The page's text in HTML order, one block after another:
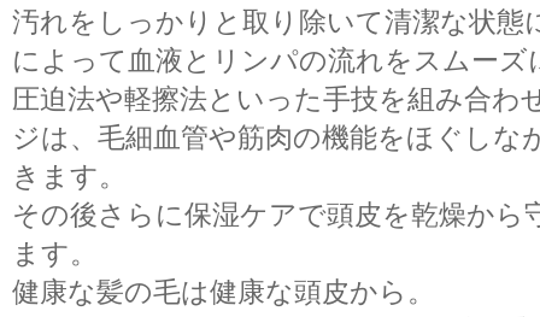
汚れをしっかりと取り除いて清潔な状態
によって血液とリンパの流れをスムーズ
圧迫法や軽擦法といった手技を組み合わ
ジは、毛細血管や筋肉の機能をほぐしな
きます。
その後さらに保湿ケアで頭皮を乾燥から
ます。
健康な髪の毛は健康な頭皮から。